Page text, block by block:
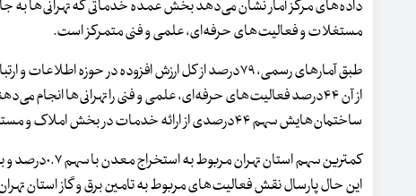
داده‌های مرکز آمار نشان می‌دهد بخش عمده خدماتی که تهرانی‌ها به
مستغلات و فعالیت‌های حرفه‌ای، علمی و فنی متمرکز است.
از آن ۴۴درصد فعالیت‌های حرفه‌ای، علمی و فنی را تهرانی‌ها
ساختمان‌هایش سهم ۴۴درصدی از ارائه خدمات در بخش املاک و مستغلات کشور دارد.